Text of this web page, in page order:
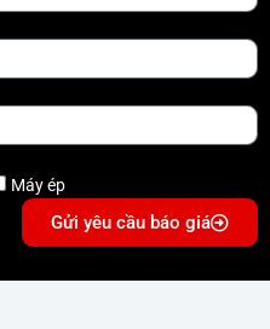
Máy ép
Gửi yêu cầu báo giá